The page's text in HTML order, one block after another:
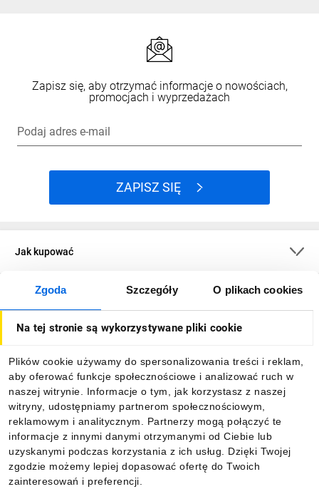
Zgoda Szczegóły O plikach cookies
Na tej stronie są wykorzystywane pliki cookie
Plików cookie używamy do spersonalizowania treści i reklam,
aby oferować funkcje społecznościowe i analizować ruch w
naszej witrynie. Informacje o tym, jak korzystasz z naszej
witryny, udostępniamy partnerom społecznościowym,
reklamowym i analitycznym. Partnerzy mogą połączyć te
informacje z innymi danymi otrzymanymi od Ciebie lub
uzyskanymi podczas korzystania z ich usług. Dzięki Twojej
zgodzie możemy lepiej dopasować ofertę do Twoich
zainteresowań i preferencji.
Zapisz się, aby otrzymać informacje o nowościach,
promocjach i wyprzedażach
Podaj adres e-mail
ZAPISZ SIĘ
Jak kupować
O firmie
Informacje
Pobierz naszą aplikację mobilną: